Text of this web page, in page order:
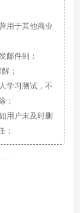
用于其他商业
邮件到：
；
学习测试，不
；
用户未及时删
；